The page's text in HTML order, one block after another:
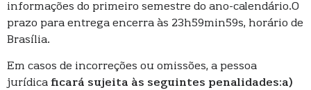
informações do primeiro semestre do ano-calendário.O
prazo para entrega encerra às 23h59min59s, horário de
Brasília.
Em casos de incorreções ou omissões, a pessoa
jurídica ficará sujeita às seguintes penalidades:a)